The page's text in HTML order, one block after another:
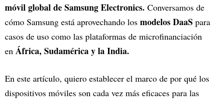
móvil global de Samsung Electronics. Conversamos de
cómo Samsung está aprovechando los modelos DaaS para
casos de uso como las plataformas de microfinanciación
en África, Sudamérica y la India.
En este artículo, quiero establecer el marco de por qué los
dispositivos móviles son cada vez más eficaces para las